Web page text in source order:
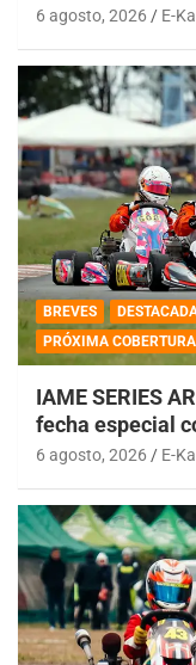
6 agosto, 2026 E-
BREVES
PRÓXIMA COBERTURA
IAME SERIES
fecha especial
6 agosto, 2026 E-